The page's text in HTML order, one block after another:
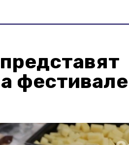
фестивале